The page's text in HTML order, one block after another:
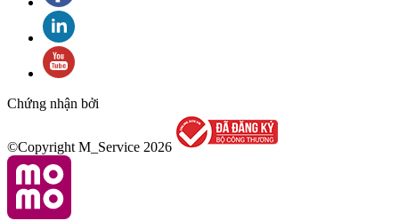
Chứng nhận bởi
©Copyright M_Service 2026